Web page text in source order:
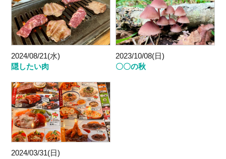
2024/08/21(水)
隠したい肉
2023/10/08(日)
〇〇の秋
2024/03/31(日)